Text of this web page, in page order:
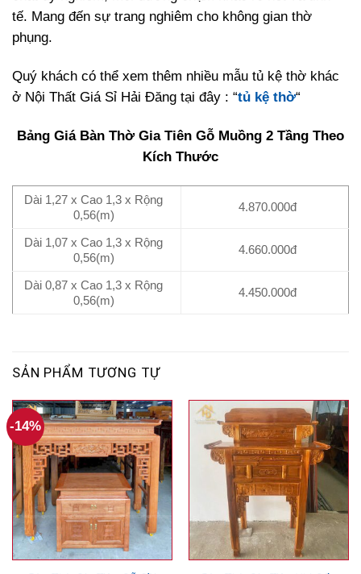
tế. Mang đến sự trang nghiêm cho không gian thờ
phụng.
Quý khách có thể xem thêm nhiều mẫu tủ kệ thờ khác
ở Nội Thất Giá Sỉ Hải Đăng tại đây : “tủ kệ thờ“
Bảng Giá Bàn Thờ Gia Tiên Gỗ Muồng 2 Tầng Theo
Kích Thước
Dài 1,27 x Cao 1,3 x Rộng
0,56(m)
4.870.000đ
Dài 1,07 x Cao 1,3 x Rộng
0,56(m)
4.660.000đ
Dài 0,87 x Cao 1,3 x Rộng
0,56(m)
4.450.000đ
SẢN PHẨM TƯƠNG TỰ
-14%